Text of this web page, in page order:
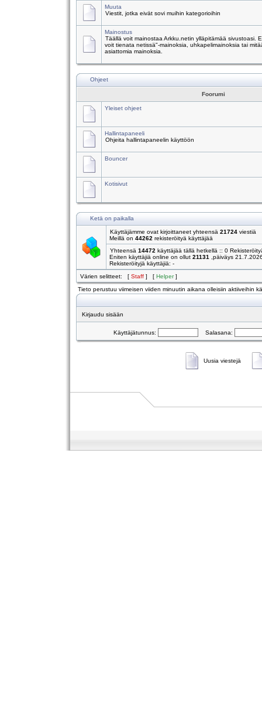
Muuta
Viestit, jotka eivät sovi muihin kategorioihin
Mainostus
Täällä voit mainostaa Arkku.netin ylläpitämää sivustoasi.
voit tienata netissä"-mainoksia, uhkapelimainoksia tai
asiattomia mainoksia.
Ohjeet
Foorumi
Yleiset ohjeet
Hallintapaneeli
Ohjeita hallintapaneelin käyttöön
Bouncer
Kotisivut
Ketä on paikalla
Käyttäjämme ovat kirjoittaneet yhteensä 21724 viestiä
Meillä on 44262 rekisteröityä käyttäjää
Yhteensä 14472 käyttäjää tällä hetkellä :: 0
Eniten käyttäjiä online on ollut 21131
,päiväys
Rekisteröityjä käyttäjiä: -
Värien selitteet: [ Staff ] [ Helper]
Tieto perustuu viimeisen viiden minuutin aikana olleisiin aktiiveihin
Kirjaudu sisään
Käyttäjätunnus: Salasana:
Uusia viestejä